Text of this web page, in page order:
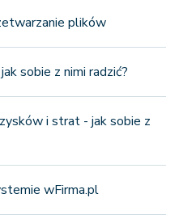
plików
sobie z nimi radzić?
i strat - jak sobie z
wFirma.pl